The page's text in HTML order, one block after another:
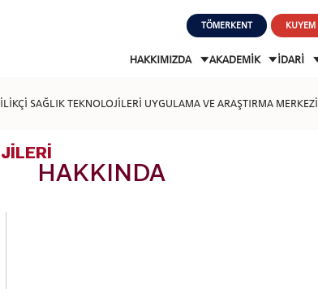
TÖMERKENT KUYEM
HAKKIMIZDA AKADEMİK İDARİ
SAĞLIK TEKNOLOJİLERİ UYGULAMA VE ARAŞTIRMA MERKEZİ
HAKKINDA